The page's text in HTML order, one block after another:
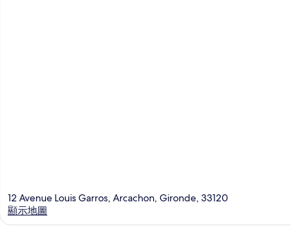
12 Avenue Louis Garros, Arcachon, Gironde, 33120
顯示地圖